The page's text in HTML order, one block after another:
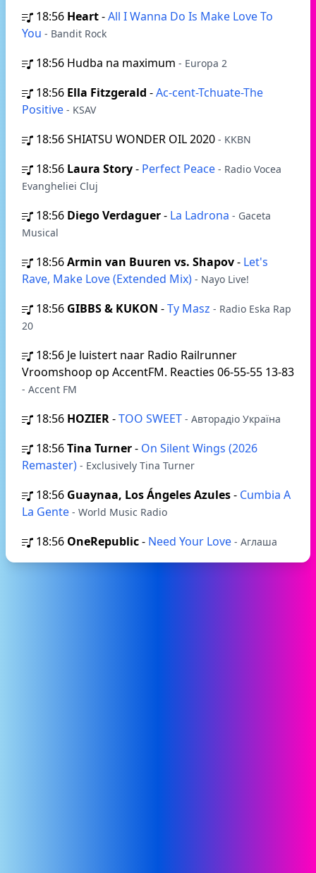
18:56 Heart-All I Wanna Do Is Make Love To
You - Bandit Rock
18:56 Hudba na maximum - Europa 2
18:56 Ella Fitzgerald -Ac-cent-Tchuate-The
Positive - KSAV
18:56SHIATSU WONDER OIL 2020 - KKBN
18:56 Laura Story- Perfect Peace - Radio Vocea
Evangheliei Cluj
18:56 Diego Verdaguer- La Ladrona - Gaceta
Musical
18:56Armin van Buuren vs. Shapov- Let's
Rave, Make Love (Extended Mix) - Nayo Live!
18:56 GIBBS & KUKON -Ty Masz - Radio Eska Rap
20
18:56 Je luistert naar Radio Railrunner
Vroomshoop op AccentFM. Reacties 06-55-55 13-83
- Accent FM
18:56 HOZIER-TOO SWEET - Авторадіо Україна
18:56Tina Turner- On Silent Wings (2026
Remaster) - Exclusively Tina Turner
18:56 Guaynaa, Los Ángeles Azules- Cumbia A
La Gente - World Music Radio
18:56 OneRepublic- Need Your Love - Аглаша